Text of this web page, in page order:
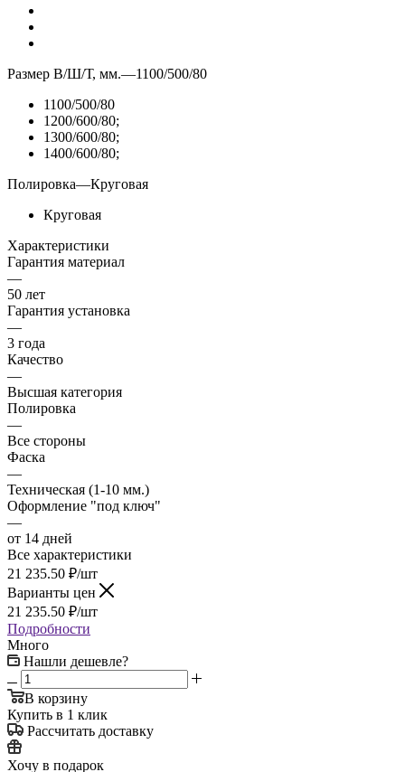
Размер В/Ш/Т, мм.—1100/500/80
1100/500/80
1200/600/80;
1300/600/80;
1400/600/80;
Полировка—Круговая
Круговая
Характеристики
Гарантия материал
—
50 лет
Гарантия установка
—
3 года
Качество
—
Высшая категория
Полировка
—
Все стороны
Фаска
—
Техническая (1-10 мм.)
Оформление "под ключ"
—
от 14 дней
Все характеристики
21 235.50 ₽/шт
Варианты цен
21 235.50 ₽/шт
Подробности
Много
Нашли дешевле?
В корзину
Купить в 1 клик
Рассчитать доставку
Хочу в подарок